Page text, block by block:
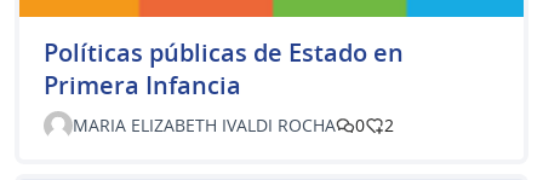
Políticas públicas de Estado en
Primera Infancia
MARIA ELIZABETH IVALDI ROCHA 0 2